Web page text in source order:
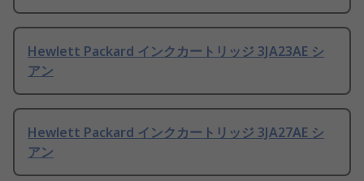
Hewlett Packard インクカートリッジ 3JA23AE シ
アン
Hewlett Packard インクカートリッジ 3JA27AE シ
アン